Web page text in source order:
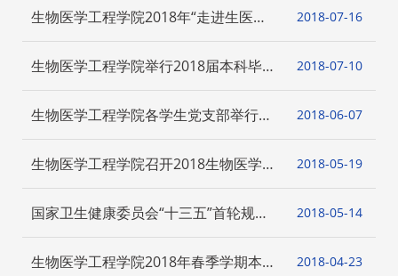
参观GE上海科技园
生物医学工程学院2018年“走进生医
工，走近健康中国” 高中生夏令营圆满
举办
16
2018-07
生物医学工程学院举行2018届本科毕业
党员远航教育系列活动
10
2018-07
生物医学工程学院各学生党支部举行教
育思想大讨论主题党日
07
2018-06
生物医学工程学院召开2018生物医学工
程人才培养论坛
19
2018-05
国家卫生健康委员会“十三五”首轮规划
教材《生物医学工程导论》定稿会 在上
海交通大学召开
14
2018-05
生物医学工程学院2018年春季学期本科
23
2018-04